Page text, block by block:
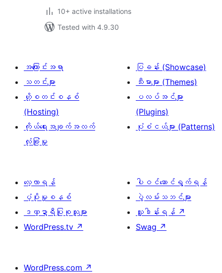
10+ active installations
Tested with 4.9.30
အကြောင်းအရာ
သတင်းများ
ဟို့စတင်းစနစ်
(Hosting)
ကိုယ်ရေးအချက်အလက်
လုံခြုံမှု
ပြခန်း (Showcase)
သီးမားများ (Themes)
ပလပ်အင်များ
(Plugins)
ပုံစံငယ်များ (Patterns)
လေ့လာရန်
ပံ့ပိုးမှုစနစ်
ဒဏ္ဍာရီပြုစုသူများ
WordPress.tv ↗
ပါဝင်ဆောင်ရွက်ရန်
ပွဲလမ်းသဘင်များ
လှူဒါန်းရန် ↗
Swag ↗
WordPress.com ↗